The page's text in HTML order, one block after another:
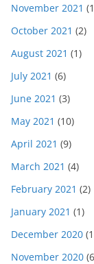
November 2021
October 2021 (2)
August 2021 (1)
July 2021 (6)
June 2021 (3)
May 2021 (10)
April 2021 (9)
March 2021 (4)
February 2021 (2)
January 2021 (1)
December 2020
November 2020